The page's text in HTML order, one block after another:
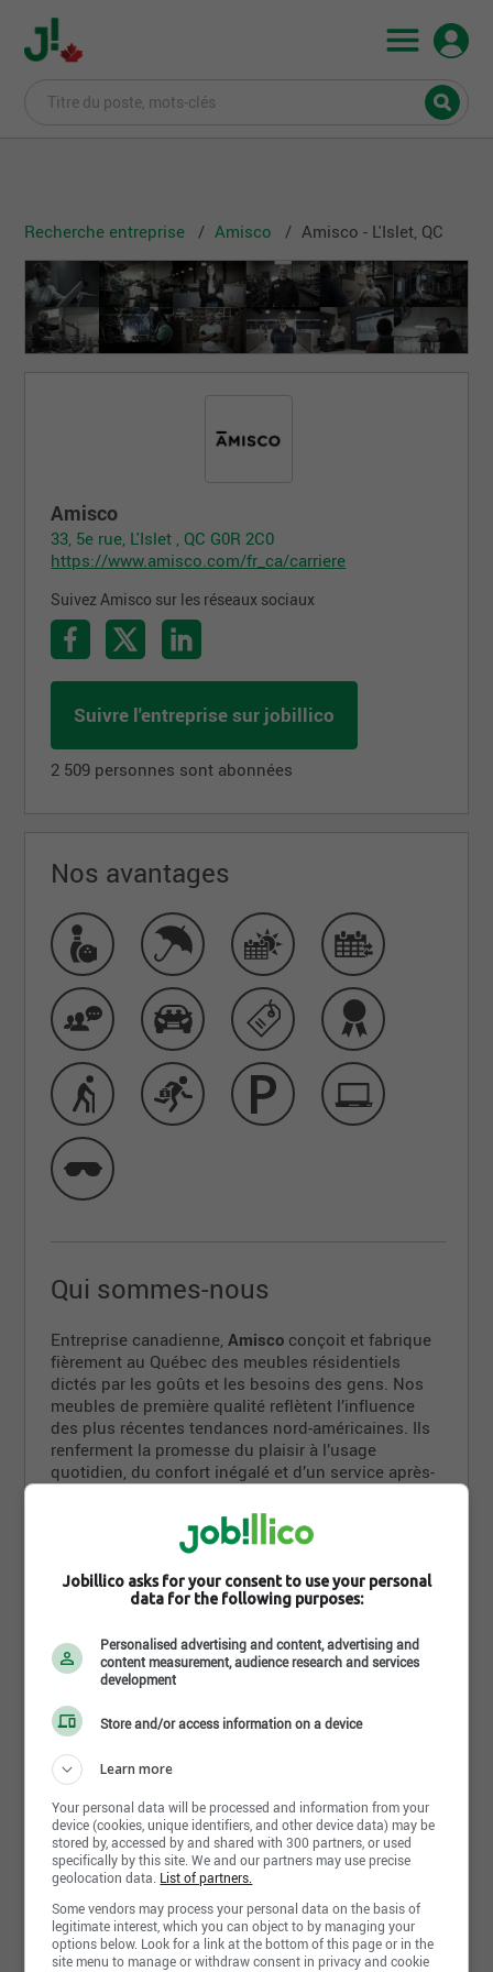
Recherche entreprise Amisco Amisco - L'Islet, QC
Amisco
33, 5e rue, L'Islet , QC G0R 2C0
https://www.amisco.com/fr_ca/carriere
Suivez Amisco sur les réseaux sociaux
Suivre l'entreprise sur jobillico
2 509 personnes sont abonnées
Nos avantages
Qui sommes-nous
Entreprise canadienne,Amisco conçoit et fabrique
fièrement au Québec des meubles résidentiels
dictés par les goûts et les besoins des gens. Nos
meubles de première qualité reflètent l’influence
des plus récentes tendances nord-américaines. Ils
renferment la promesse du plaisir à l’usage
quotidien, du confort inégalé et d’un service après-
et d’une durabilité exemplaires. Voilà comment
Amisco se détache du peloton des fabricants de
Travailler chez Amisco
Depuis sa fondation en 1954, Amisco a su se tailler
une place de choix sur le marché nord-américain de
l’industrie du meuble. Ses produits conçus pour
répondre aux besoins et aux goûts des
consommateurs ainsi que son programme de
personnalisation ont bâti sa renommée au fil des
années.
Amisco encourage le travail d’équipe, la créativité,
l’esprit d’initiative et l’intégrité! L’engagement de
tous ses employés, tel qu’en témoigne l’obtention
de la reconnaissance société les mieux gérées,
constitue le gage de sa réussite.
Vous désirez évoluer au sein d’une équipe
Lire la suite
Photos et vidéos
Jobillico asks for your consent to use your personal
data for the following purposes:
Personalised advertising and content, advertising and
content measurement, audience research and services
development
Store and/or access information on a device
Learn more
Your personal data will be processed and information from your
device (cookies, unique identifiers, and other device data) may be
stored by, accessed by and shared with 300 partners, or used
specifically by this site. We and our partners may use precise
geolocation data. List of partners.
Some vendors may process your personal data on the basis of
legitimate interest, which you can object to by managing your
options below. Look for a link at the bottom of this page or in the
site menu to manage or withdraw consent in privacy and cookie